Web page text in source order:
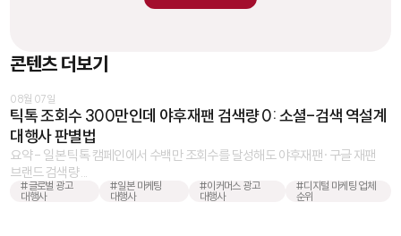
콘텐츠 더보기
08월 07일
틱톡 조회수 300만인데 야후재팬 검색량 0: 소셜-검색 역설계
대행사 판별법
요약 - 일본 틱톡 캠페인에서 수백만 조회수를 달성해도 야후재팬·구글 재팬
브랜드 검색량 ...
#글로벌 광고
대행사
#일본 마케팅
대행사
#이커머스 광고
대행사
#디지털 마케팅 업체
순위